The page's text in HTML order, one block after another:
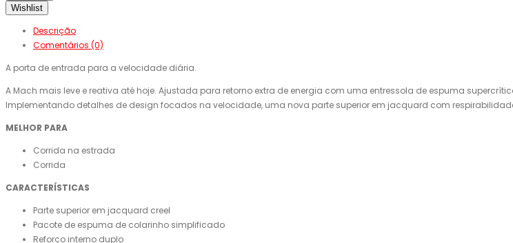
Wishlist
Descrição
Comentários (0)
A porta de entrada para a velocidade diária.
A Mach mais leve e reativa até hoje. Ajustada para retorno extra de energia com uma entressola de espuma
Implementando detalhes de design focados na velocidade, uma nova parte superior em jacquard com
MELHOR PARA
Corrida na estrada
Corrida
CARACTERÍSTICAS
Parte superior em jacquard creel
Pacote de espuma de colarinho simplificado
Reforço interno duplo